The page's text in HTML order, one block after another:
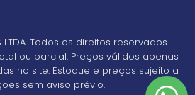
LTDA. Todos os direitos reservados.
ou parcial. Preços válidos apenas
no site. Estoque e preços sujeito a
sem aviso prévio.